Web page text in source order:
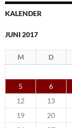
KALENDER
JUNI 2017
M D
5
6
12
13
19
20